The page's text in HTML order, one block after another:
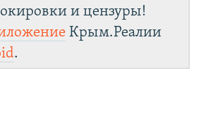
и цензуры!
Крым.Реалии
.